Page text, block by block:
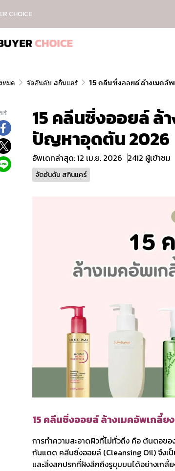
CHOICE
หมด จัดอันดับ สกินแคร์ 15 คลีนซิ่งออยล์ ล้างเมคอั
ร์ 15 คลีนซิ่งออยล์ ล้
ปัญหาอุดตัน 2026
อัพเดทล่าสุด: 12 เม.ย. 2026 2412 ผู้เข้าชม
จัดอันดับ สกินแคร์
15 คลีนซิ่งออยล์ ล้างเมคอัพเกลี้
การทำความสะอาดผิวที่ไม่ทั่วถึง คือ ต้นตอข
กันแดด คลีนซิ่งออยล์ (Cleansing Oil) จึงเ
และสิ่งสกปรกที่ฝังลึกถึงรูขุมขนได้อย่างเกลี้ย